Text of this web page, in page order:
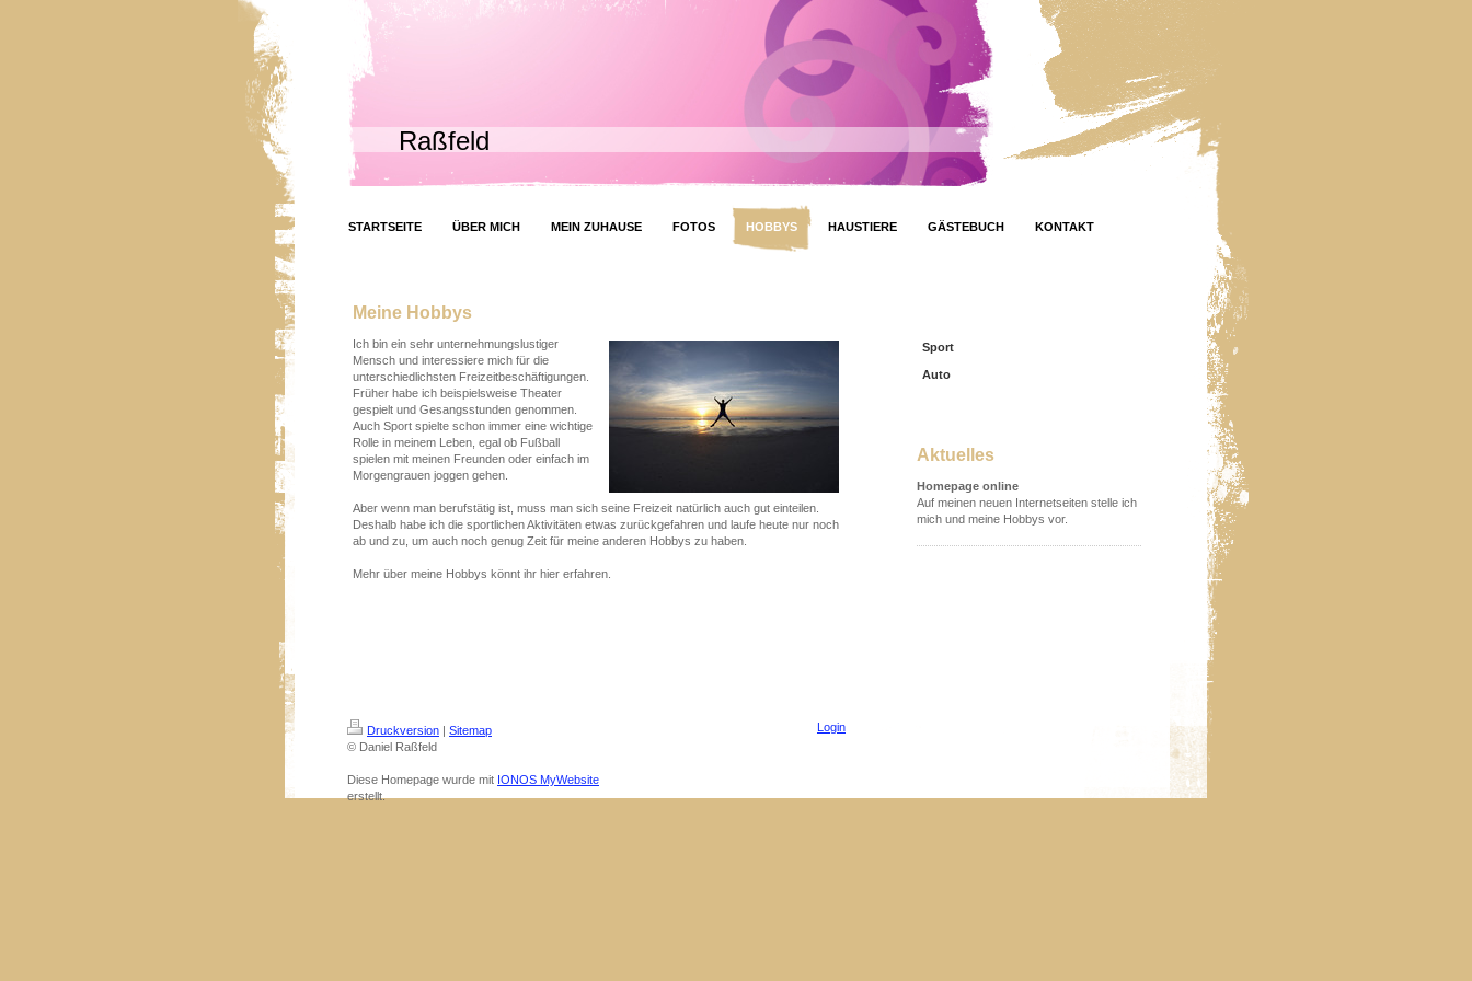
Raßfeld
STARTSEITE ÜBER MICH MEIN ZUHAUSE FOTOS HOBBYS HAUSTIERE GÄSTEBUCH KONTAKT
Meine Hobbys
Ich bin ein sehr unternehmungslustiger
Mensch und interessiere mich für die
unterschiedlichsten Freizeitbeschäftigungen.
Früher habe ich beispielsweise Theater
gespielt und Gesangsstunden genommen.
Auch Sport spielte schon immer eine wichtige
Rolle in meinem Leben, egal ob Fußball
spielen mit meinen Freunden oder einfach im
Morgengrauen joggen gehen.
Aber wenn man berufstätig ist, muss man sich seine Freizeit natürlich auch gut einteilen.
Deshalb habe ich die sportlichen Aktivitäten etwas zurückgefahren und laufe heute nur noch
ab und zu, um auch noch genug Zeit für meine anderen Hobbys zu haben.
Mehr über meine Hobbys könnt ihr hier erfahren.
Sport
Auto
Aktuelles
Homepage online
Auf meinen neuen Internetseiten stelle ich
mich und meine Hobbys vor.
Druckversion | Sitemap
© Daniel Raßfeld
Diese Homepage wurde mit IONOS MyWebsite
erstellt.
Login